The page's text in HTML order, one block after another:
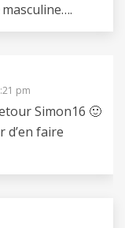
pm
Simon16 🙂
d’en faire